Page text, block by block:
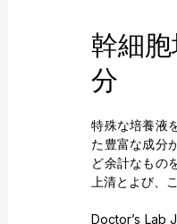
幹細
分
特殊な培養液
た豊富な成分
ど余計なもの
上清とよび、
Doctor’s Lab